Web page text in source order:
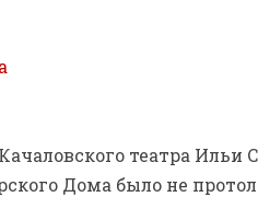
театра Ильи
Дома было не